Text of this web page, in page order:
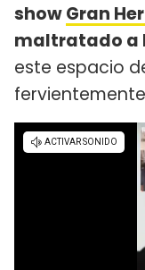
showGran
maltratado a
este espacio